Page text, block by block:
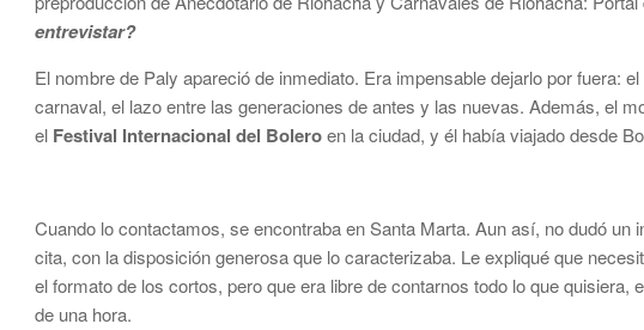
entrevistar?
El nombre de Paly apareció de inmediato. Era impensable dejarlo por fuera:
carnaval, el lazo entre las generaciones de antes y las nuevas. Además, el
el Festival Internacional del Boleroen la ciudad, y él había viajado desde
Cuando lo contactamos, se encontraba en Santa Marta. Aun así, no dudó un
cita, con la disposición generosa que lo caracterizaba. Le expliqué que
el formato de los cortos, pero que era libre de contarnos todo lo que
de una hora.